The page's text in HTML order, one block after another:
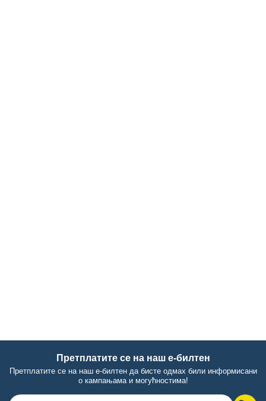
Претплатите се на наш е-билтен
Претплатите се на наш е-билтен да бисте одмах били информисани
о кампањама и могућностима!